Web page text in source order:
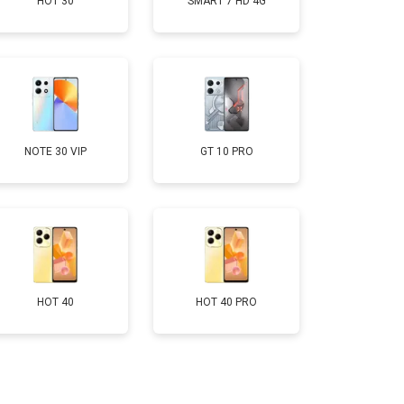
950 ₽ Заказать
3200 ₽ Заказать
NOTE 30 VIP GT 10 PRO
HOT 40 HOT 40 PRO